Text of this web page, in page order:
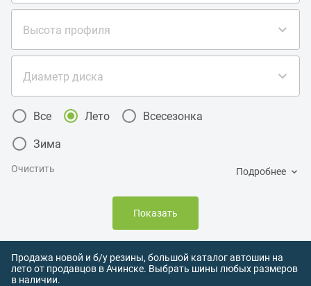
Высота профиля
Диаметр диска
Все Лето Всесезонка
Зима
Очистить Подробнее
Показать
Продажа новой и б/у резины, большой каталог автошин на
лето от продавцов в Ачинске. Выбрать шины любых размеров
в наличии.